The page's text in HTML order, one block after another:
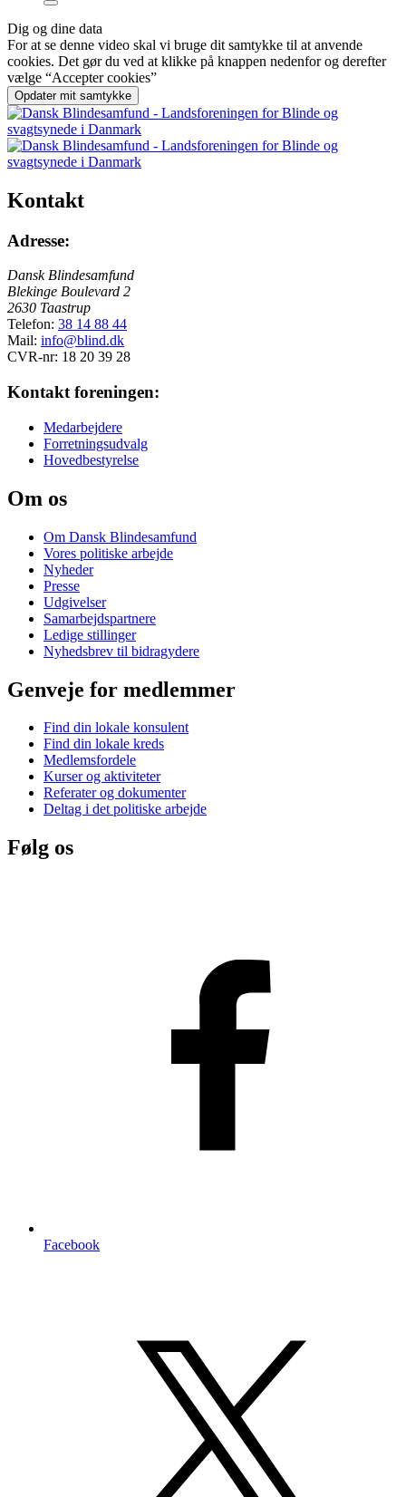
Dig og dine data
For at se denne video skal vi bruge dit samtykke til at anvende
cookies. Det gør du ved at klikke på knappen nedenfor og derefter
vælge “Accepter cookies”
Opdater mit samtykke
Kontakt
Adresse:
Dansk Blindesamfund
Blekinge Boulevard 2
2630 Taastrup
Telefon: 38 14 88 44
Mail: info@blind.dk
CVR-nr: 18 20 39 28
Kontakt foreningen:
Medarbejdere
Forretningsudvalg
Hovedbestyrelse
Om os
Om Dansk Blindesamfund
Vores politiske arbejde
Nyheder
Presse
Udgivelser
Samarbejdspartnere
Ledige stillinger
Nyhedsbrev til bidragydere
Genveje for medlemmer
Find din lokale konsulent
Find din lokale kreds
Medlemsfordele
Kurser og aktiviteter
Referater og dokumenter
Deltag i det politiske arbejde
Følg os
Facebook